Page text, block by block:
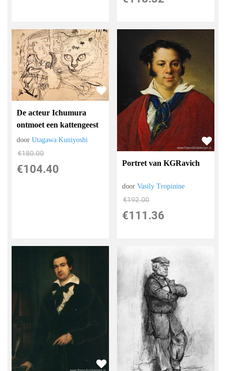
De acteur Ichumura
ontmoet een kattengeest
doorUtagawa Kuniyoshi
€180.00
€104.40 Portret van KGRavich
doorVasily Tropinine
€192.00
€111.36